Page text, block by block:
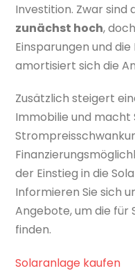
Investition. Zwar sind
zunächst hoch,
Einsparungen und
amortisiert sich die
Zusätzlich steigert
Immobilie und macht
der Einstieg in die
Informieren Sie sich
Angebote, um die für
finden.
Solaranlage kaufen